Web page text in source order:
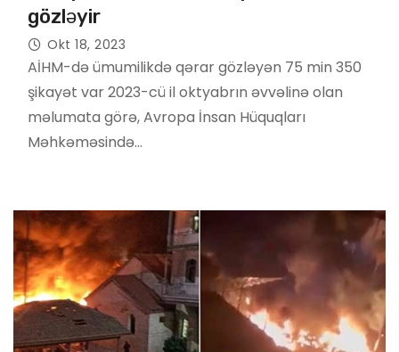
gözləyir
Okt 18, 2023
AİHM-də ümumilikdə qərar gözləyən 75 min 350
şikayət var 2023-cü il oktyabrın əvvəlinə olan
məlumata görə, Avropa İnsan Hüquqları
Məhkəməsində…